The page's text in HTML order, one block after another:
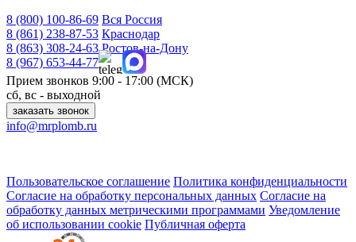
8 (800) 100-86-69 Вся Россия
8 (861) 238-87-53 Краснодар
8 (863) 308-24-63 Ростов-на-Дону
8 (967) 653-44-77
Прием звонков 9:00 - 17:00 (МСК)
сб, вс - выходной
заказать звонок
info@mrplomb.ru
Пользовательское соглашение Политика конфиденциальности
Согласие на обработку персональных данных Согласие на
обработку данных метрическими программами Уведомление
об использовании cookie Публичная оферта